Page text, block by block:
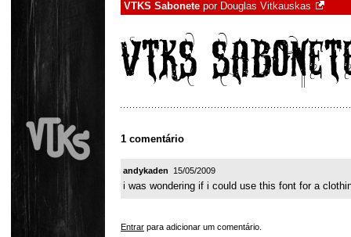
VTKS Sabonete por Douglas Vitkauskas
1 comentário
andykaden 15/05/2009
i was wondering if i could use this font for a
Entrar para adicionar um comentário.